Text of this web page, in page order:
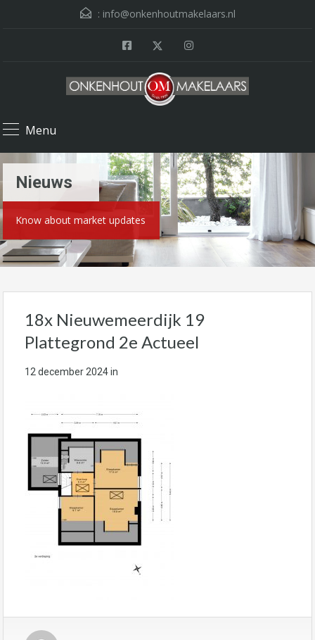
: info@onkenhoutmakelaars.nl
Menu
Nieuws
Know about market updates
18x Nieuwemeerdijk 19
Plattegrond 2e Actueel
12 december 2024in